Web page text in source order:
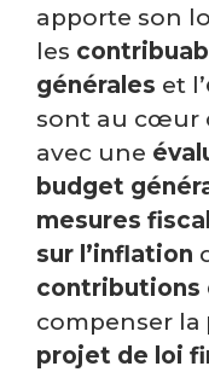
apporte son
les
générales et l’
sont au cœur
avec une
budget
mesures
sur l’inflation
contributions
compenser la
projet de loi